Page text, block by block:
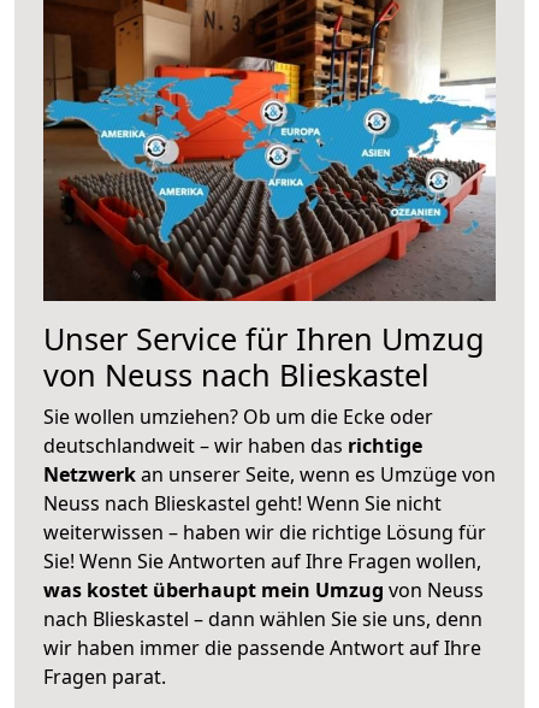
Unser Service für Ihren Umzug
von Neuss nach Blieskastel
Sie wollen umziehen? Ob um die Ecke oder
deutschlandweit – wir haben das richtige
Netzwerkan unserer Seite, wenn es Umzüge von
Neuss nach Blieskastel geht! Wenn Sie nicht
weiterwissen – haben wir die richtige Lösung für
Sie! Wenn Sie Antworten auf Ihre Fragen wollen,
was kostet überhaupt mein Umzug von Neuss
nach Blieskastel – dann wählen Sie sie uns, denn
wir haben immer die passende Antwort auf Ihre
Fragen parat.